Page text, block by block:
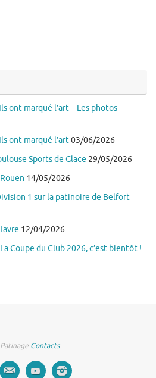
ont marqué l’art – Les photos
ont marqué l’art03/06/2026
Sports de Glace 29/05/2026
14/05/2026
1 sur la patinoire de Belfort
12/04/2026
Coupe du Club 2026, c’est bientôt !
Patinage Contacts